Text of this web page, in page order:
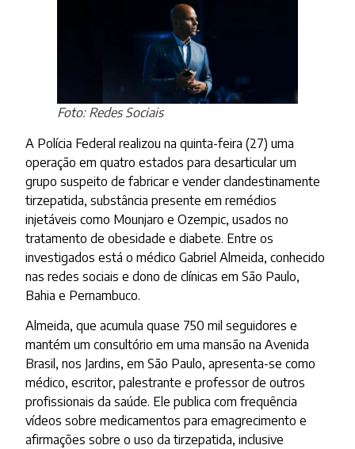
Foto: Redes Sociais
A Polícia Federal realizou na quinta-feira (27) uma
operação em quatro estados para desarticular um
grupo suspeito de fabricar e vender clandestinamente
tirzepatida, substância presente em remédios
injetáveis como Mounjaro e Ozempic, usados no
tratamento de obesidade e diabete. Entre os
investigados está o médico Gabriel Almeida, conhecido
nas redes sociais e dono de clínicas em São Paulo,
Bahia e Pernambuco.
Almeida, que acumula quase 750 mil seguidores e
mantém um consultório em uma mansão na Avenida
Brasil, nos Jardins, em São Paulo, apresenta-se como
médico, escritor, palestrante e professor de outros
profissionais da saúde. Ele publica com frequência
vídeos sobre medicamentos para emagrecimento e
afirmações sobre o uso da tirzepatida, inclusive